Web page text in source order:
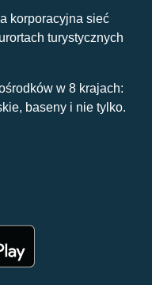
korporacyjna sieć
turystycznych
w 8 krajach:
baseny i nie tylko.